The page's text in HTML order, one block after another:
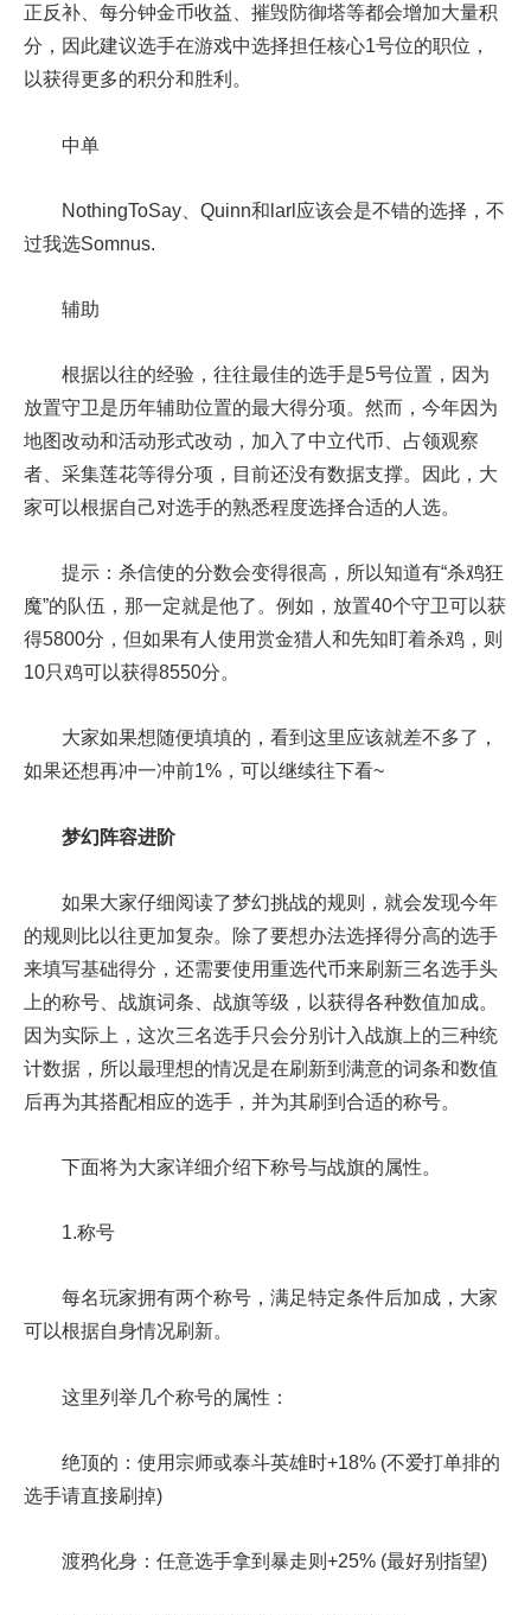
正反补、每分钟金币收益、摧毁防御塔等都会增加大量积
分，因此建议选手在游戏中选择担任核心1号位的职位，
以获得更多的积分和胜利。
中单
NothingToSay、Quinn和larl应该会是不错的选择，不
过我选Somnus.
辅助
根据以往的经验，往往最佳的选手是5号位置，因为
放置守卫是历年辅助位置的最大得分项。然而，今年因为
地图改动和活动形式改动，加入了中立代币、占领观察
者、采集莲花等得分项，目前还没有数据支撑。因此，大
家可以根据自己对选手的熟悉程度选择合适的人选。
提示：杀信使的分数会变得很高，所以知道有“杀鸡狂
魔”的队伍，那一定就是他了。例如，放置40个守卫可以获
得5800分，但如果有人使用赏金猎人和先知盯着杀鸡，则
10只鸡可以获得8550分。
大家如果想随便填填的，看到这里应该就差不多了，
如果还想再冲一冲前1%，可以继续往下看~
梦幻阵容进阶
如果大家仔细阅读了梦幻挑战的规则，就会发现今年
的规则比以往更加复杂。除了要想办法选择得分高的选手
来填写基础得分，还需要使用重选代币来刷新三名选手头
上的称号、战旗词条、战旗等级，以获得各种数值加成。
因为实际上，这次三名选手只会分别计入战旗上的三种统
计数据，所以最理想的情况是在刷新到满意的词条和数值
后再为其搭配相应的选手，并为其刷到合适的称号。
下面将为大家详细介绍下称号与战旗的属性。
1.称号
每名玩家拥有两个称号，满足特定条件后加成，大家
可以根据自身情况刷新。
这里列举几个称号的属性：
绝顶的：使用宗师或泰斗英雄时+18% (不爱打单排的
选手请直接刷掉)
渡鸦化身：任意选手拿到暴走则+25% (最好别指望)